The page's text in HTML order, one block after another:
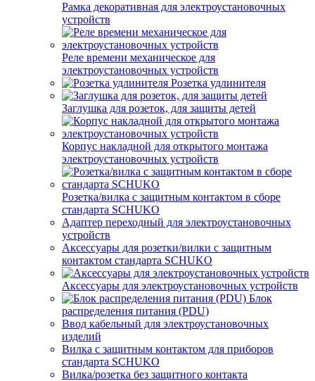
Рамка декоративная для электроустановочных
устройств
Реле времени механическое для
электроустановочных устройств
Розетка удлинителя
Заглушка для розеток, для защиты детей
Корпус накладной для открытого монтажа
электроустановочных устройств
Розетка/вилка с защитным контактом в сборе
стандарта SCHUKO
Адаптер переходный для электроустановочных
устройств
Аксессуары для розетки/вилки с защитным
контактом стандарта SCHUKO
Аксессуары для электроустановочных устройств
Блок
распределения питания (PDU)
Ввод кабельный для электроустановочных
изделий
Вилка с защитным контактом для приборов
стандарта SCHUKO
Вилка/розетка без защитного контакта